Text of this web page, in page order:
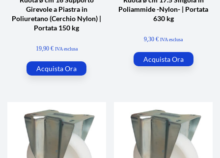
Girevole a Piastra in
Poliuretano (Cerchio Nylon) |
Portata 150 kg
19,90 € IVA esclusa
Acquista Ora
Poliammide -Nylon- | Portata
630 kg
9,30€ IVA esclusa
Acquista Ora